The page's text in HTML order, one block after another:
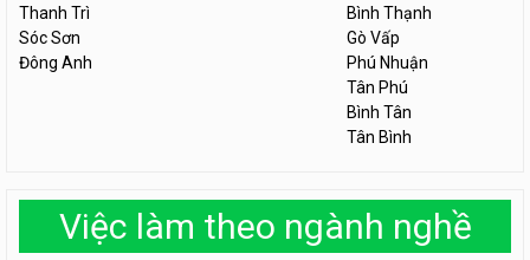
Thanh Trì
Sóc Sơn
Đông Anh
Bình Thạnh
Gò Vấp
Phú Nhuận
Tân Phú
Bình Tân
Tân Bình
Việc làm theo ngành nghề